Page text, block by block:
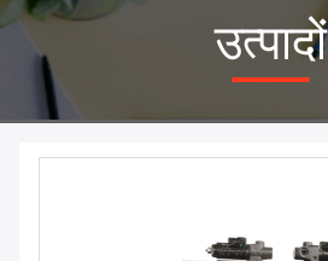
उत्पादों